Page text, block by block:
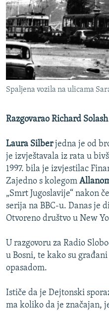
RSE PRIČE IZ SVIJETA
ISPRIČAJ MI
DNEVNO@RSE
SPECIJALI RSE
VIŠE OD NASLOVA
GENOCID U SREBRENICI
POPLAVE I KLIZIŠTA U BIH 2024.
POST SCRIPTUM
MOJA EVROPA
TRI DECENIJE OD RATA U BIH
SVE KARTE DEJTONA
NASTANAK I RASPAD JUGOSLAVIJE
PRATITE NAS
Spaljena vozila na ulicama
Razgovarao Richard Solash
Laura Silberjedna je od
je izvještavala iz rata u
1997. bila je izvjestilac
Zajedno s kolegom
„Smrt Jugoslavije“ nakon
serija na BBC-u. Danas je
Otvoreno društvo u New
U razgovoru za Radio
u Bosni, te kako su
opasadom.
Ističe da je Dejtonski
ma koliko da je značajan,